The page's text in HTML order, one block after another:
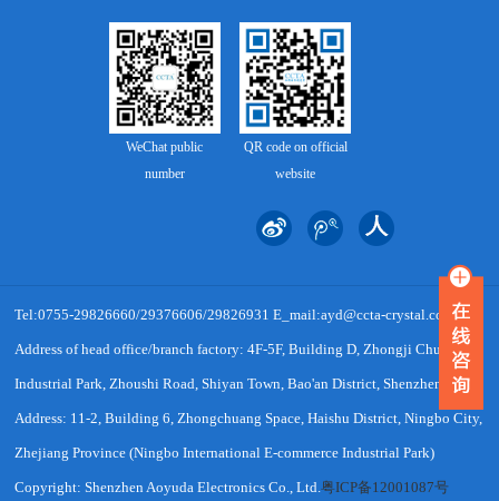
WeChat public
number
QR code on official
website
Tel:0755-29826660/29376606/29826931 E_mail:ayd@ccta-crystal.com
Address of head office/branch factory: 4F-5F, Building D, Zhongji Chuanggu
Industrial Park, Zhoushi Road, Shiyan Town, Bao'an District, Shenzhen
Address: 11-2, Building 6, Zhongchuang Space, Haishu District, Ningbo City,
Zhejiang Province (Ningbo International E-commerce Industrial Park)
Copyright: Shenzhen Aoyuda Electronics Co., Ltd.粤ICP备12001087号